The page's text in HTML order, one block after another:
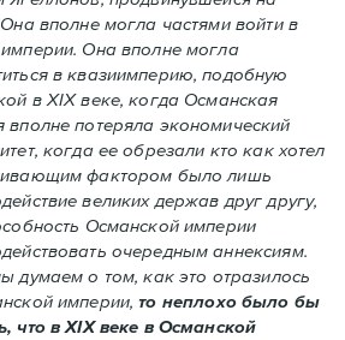
вполне могла частями войти в
Она вполне могла
в квазиимперию, подобную
в XIX веке, когда Османская
вполне потеряла экономический
когда ее обрезали кто как хотел
фактором было лишь
великих держав друг другу,
Османской империи
очередным аннексиям.
думаем о том, как это отразилось
империи,то неплохо было бы
что в XIX веке в Османской